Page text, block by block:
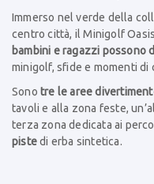
Immerso nel verde della
centro città, il Minigolf
bambini e ragazzi
minigolf, sfide e momenti di
Sono tre le aree
tavoli e alla zona feste,
terza zona dedicata ai
pistedi erba sintetica.